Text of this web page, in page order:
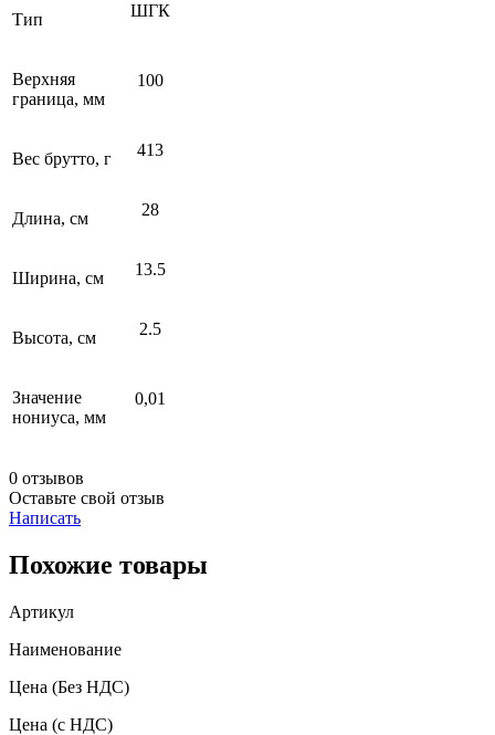
Тип ШГК
Верхняя
граница, мм
100
Вес брутто, г 413
Длина, см 28
Ширина, см 13.5
Высота, см 2.5
Значение
нониуса, мм
0,01
0 отзывов
Оставьте свой отзыв
Написать
Похожие товары
Артикул
Наименование
Цена (Без НДС)
Цена (с НДС)